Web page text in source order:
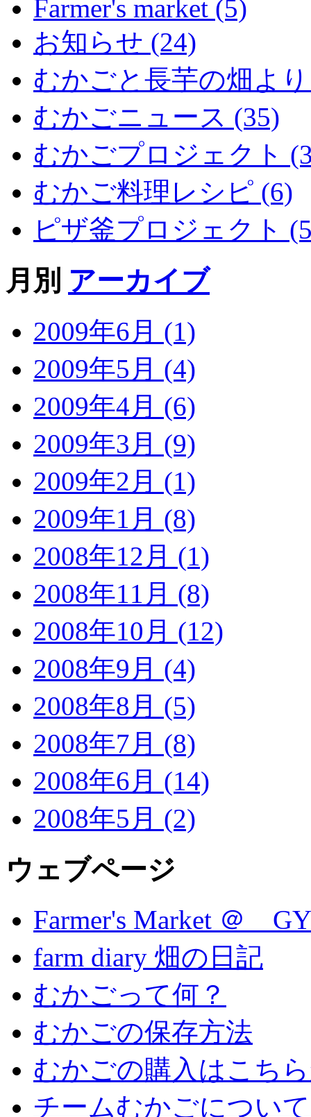
Farmer's market (5)
お知らせ (24)
むかごと長芋の畑よ
むかごニュース (35)
むかごプロジェクト
むかご料理レシピ (6)
ピザ釜プロジェクト
月別 アーカイブ
2009年6月 (1)
2009年5月 (4)
2009年4月 (6)
2009年3月 (9)
2009年2月 (1)
2009年1月 (8)
2008年12月 (1)
2008年11月 (8)
2008年10月 (12)
2008年9月 (4)
2008年8月 (5)
2008年7月 (8)
2008年6月 (14)
2008年5月 (2)
ウェブページ
Farmer's Market ＠
farm diary 畑の日記
むかごって何？
むかごの保存方法
むかごの購入はこち
チームむかごについて